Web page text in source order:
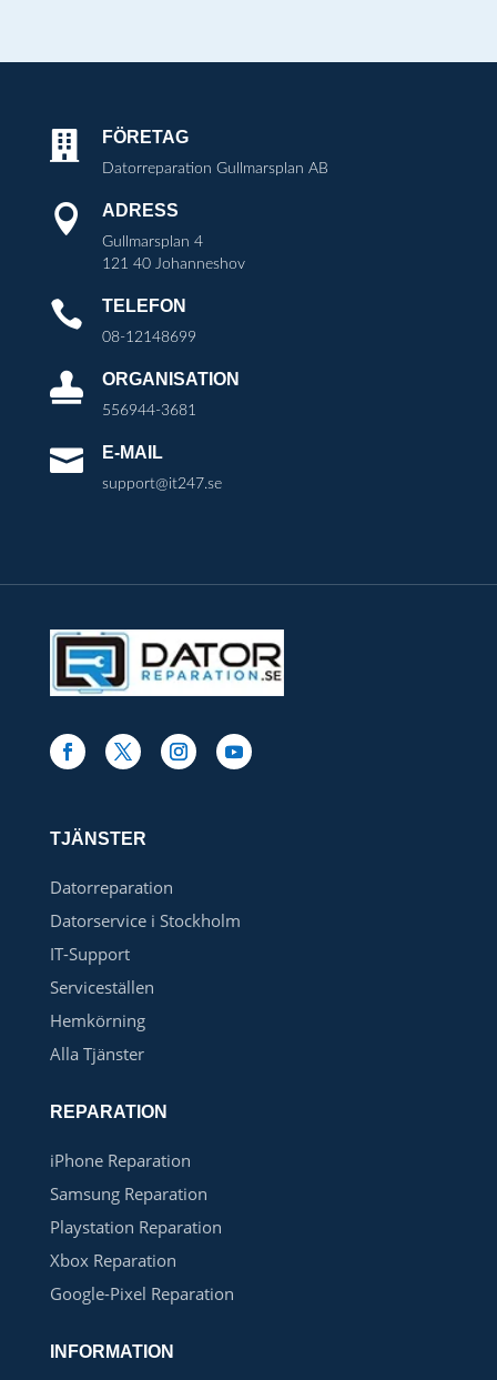
 FÖRETAG
Datorreparation Gullmarsplan AB
 ADRESS
Gullmarsplan 4
121 40 Johanneshov
 TELEFON
08-12148699
 ORGANISATION
556944-3681
 E-MAIL
support@it247.se
TJÄNSTER
Datorreparation
Datorservice i Stockholm
IT-Support
Serviceställen
Hemkörning
Alla Tjänster
REPARATION
iPhone Reparation
Samsung Reparation
Playstation Reparation
Xbox Reparation
Google-Pixel Reparation
INFORMATION